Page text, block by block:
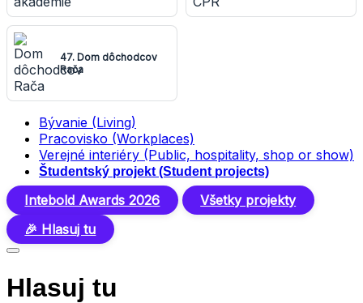
47. Dom dôchodcov
Rača
Bývanie (Living)
Pracovisko (Workplaces)
Verejné interiéry (Public, hospitality, shop or show)
Študentský projekt (Student projects)
Intebold Awards 2026
Všetky projekty
🎉 Hlasuj tu
Hlasuj tu